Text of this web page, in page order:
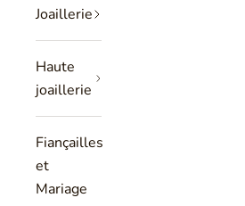
Joaillerie
Haute
joaillerie
Fiançailles
et
Mariage